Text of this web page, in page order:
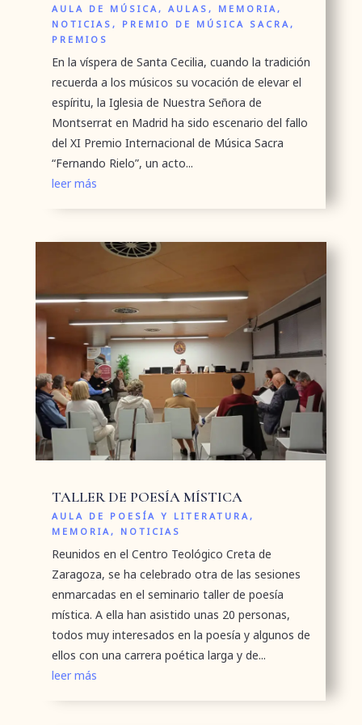
AULA DE MÚSICA, AULAS, MEMORIA,
NOTICIAS, PREMIO DE MÚSICA SACRA,
PREMIOS
En la víspera de Santa Cecilia, cuando la tradición
recuerda a los músicos su vocación de elevar el
espíritu, la Iglesia de Nuestra Señora de
Montserrat en Madrid ha sido escenario del fallo
del XI Premio Internacional de Música Sacra
“Fernando Rielo”, un acto...
leer más
TALLER DE POESÍA MÍSTICA
AULA DE POESÍA Y LITERATURA,
MEMORIA, NOTICIAS
Reunidos en el Centro Teológico Creta de
Zaragoza, se ha celebrado otra de las sesiones
enmarcadas en el seminario taller de poesía
mística. A ella han asistido unas 20 personas,
todos muy interesados en la poesía y algunos de
ellos con una carrera poética larga y de...
leer más